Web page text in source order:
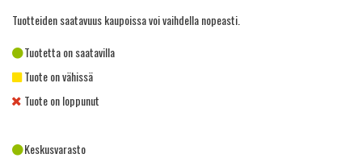
Tuotteiden saatavuus kaupoissa voi vaihdella nopeasti.
Tuotetta on saatavilla
Tuote on vähissä
Tuote on loppunut
Keskusvarasto